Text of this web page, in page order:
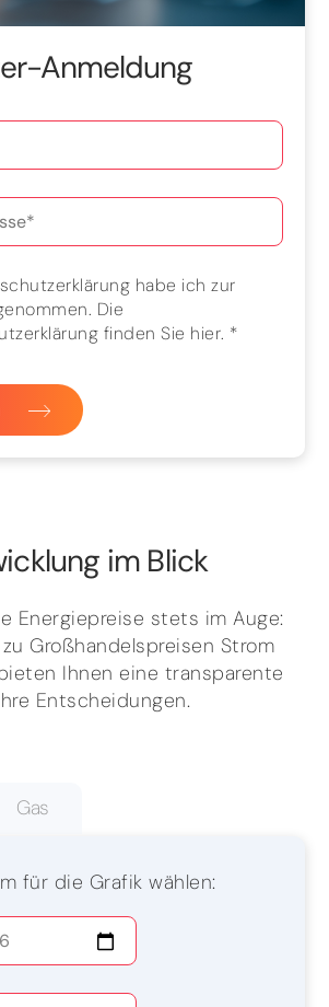
Anmeldung
habe ich zur
Die
finden Sie hier. *
im Blick
Energiepreise stets im Auge:
Großhandelspreisen Strom
Ihnen eine transparente
Entscheidungen.
Gas
für die Grafik wählen: